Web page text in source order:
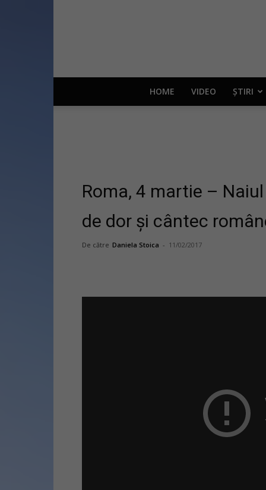
HOME VIDEO ȘTIRI
Roma, 4 martie –
de dor și cântec
De către Daniela Stoica - 11/02/2017